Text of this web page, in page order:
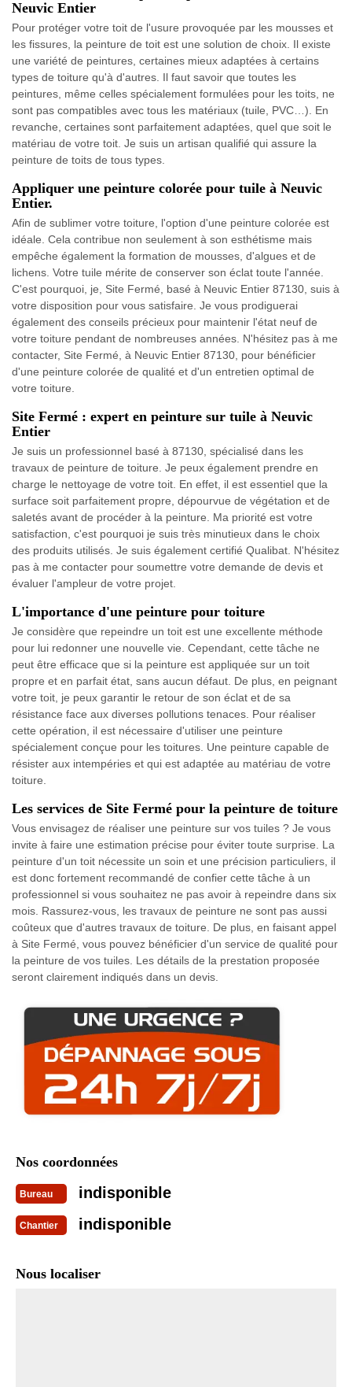
Neuvic Entier
Pour protéger votre toit de l'usure provoquée par les mousses et
les fissures, la peinture de toit est une solution de choix. Il existe
une variété de peintures, certaines mieux adaptées à certains
types de toiture qu'à d'autres. Il faut savoir que toutes les
peintures, même celles spécialement formulées pour les toits, ne
sont pas compatibles avec tous les matériaux (tuile, PVC…). En
revanche, certaines sont parfaitement adaptées, quel que soit le
matériau de votre toit. Je suis un artisan qualifié qui assure la
peinture de toits de tous types.
Appliquer une peinture colorée pour tuile à Neuvic
Entier.
Afin de sublimer votre toiture, l'option d'une peinture colorée est
idéale. Cela contribue non seulement à son esthétisme mais
empêche également la formation de mousses, d'algues et de
lichens. Votre tuile mérite de conserver son éclat toute l'année.
C'est pourquoi, je, Site Fermé, basé à Neuvic Entier 87130, suis à
votre disposition pour vous satisfaire. Je vous prodiguerai
également des conseils précieux pour maintenir l'état neuf de
votre toiture pendant de nombreuses années. N'hésitez pas à me
contacter, Site Fermé, à Neuvic Entier 87130, pour bénéficier
d'une peinture colorée de qualité et d'un entretien optimal de
votre toiture.
Site Fermé : expert en peinture sur tuile à Neuvic
Entier
Je suis un professionnel basé à 87130, spécialisé dans les
travaux de peinture de toiture. Je peux également prendre en
charge le nettoyage de votre toit. En effet, il est essentiel que la
surface soit parfaitement propre, dépourvue de végétation et de
saletés avant de procéder à la peinture. Ma priorité est votre
satisfaction, c'est pourquoi je suis très minutieux dans le choix
des produits utilisés. Je suis également certifié Qualibat. N'hésitez
pas à me contacter pour soumettre votre demande de devis et
évaluer l'ampleur de votre projet.
L'importance d'une peinture pour toiture
Je considère que repeindre un toit est une excellente méthode
pour lui redonner une nouvelle vie. Cependant, cette tâche ne
peut être efficace que si la peinture est appliquée sur un toit
propre et en parfait état, sans aucun défaut. De plus, en peignant
votre toit, je peux garantir le retour de son éclat et de sa
résistance face aux diverses pollutions tenaces. Pour réaliser
cette opération, il est nécessaire d'utiliser une peinture
spécialement conçue pour les toitures. Une peinture capable de
résister aux intempéries et qui est adaptée au matériau de votre
toiture.
Les services de Site Fermé pour la peinture de toiture
Vous envisagez de réaliser une peinture sur vos tuiles ? Je vous
invite à faire une estimation précise pour éviter toute surprise. La
peinture d'un toit nécessite un soin et une précision particuliers, il
est donc fortement recommandé de confier cette tâche à un
professionnel si vous souhaitez ne pas avoir à repeindre dans six
mois. Rassurez-vous, les travaux de peinture ne sont pas aussi
coûteux que d'autres travaux de toiture. De plus, en faisant appel
à Site Fermé, vous pouvez bénéficier d'un service de qualité pour
la peinture de vos tuiles. Les détails de la prestation proposée
seront clairement indiqués dans un devis.
Nos coordonnées
Bureau indisponible
Chantier indisponible
Nous localiser